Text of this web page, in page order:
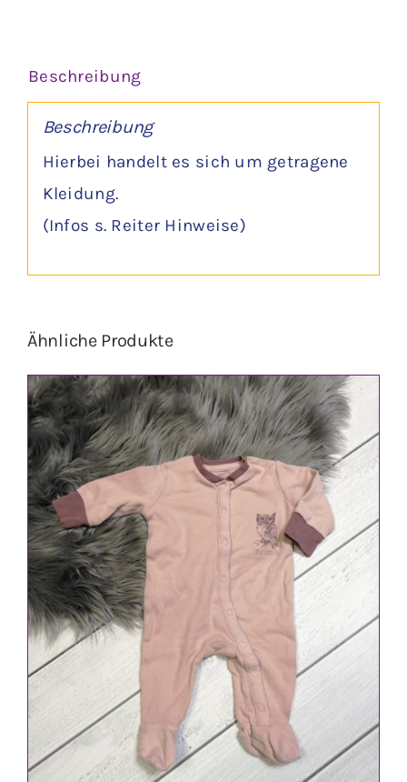
Beschreibung
Beschreibung
Hierbei handelt es sich um getragene
Kleidung.
(Infos s. Reiter Hinweise)
Ähnliche Produkte